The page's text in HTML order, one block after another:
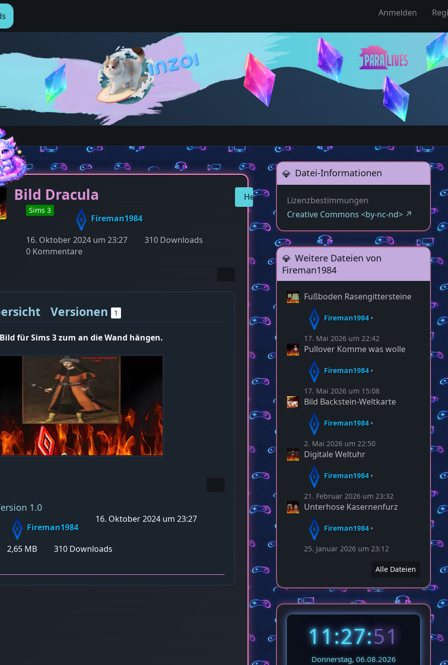
Anmelden
Bild Dracula
Sims 3
Fireman1984
16. Oktober 2024 um 23:27
310 Downloads
0 Kommentare
Herunterladen
Versionen 1
für Sims 3 zum an die Wand hängen.
1.0
Fireman1984
16. Oktober 2024 um 23:27
2,65 MB 310 Downloads
Datei-Informationen
Lizenzbestimmungen
Creative Commons <by-nc-nd>
Weitere Dateien von
Fireman1984
Fußboden Rasengittersteine
Fireman1984
17. Mai 2026 um 22:42
Pullover Komme was wolle
Fireman1984
17. Mai 2026 um 15:08
Bild Backstein-Weltkarte
Fireman1984
2. Mai 2026 um 22:50
Digitale Weltuhr
Fireman1984
21. Februar 2026 um 23:32
Unterhose Kasernenfurz
Fireman1984
25. Januar 2026 um 23:12
Alle Dateien
11:27:53
Donnerstag, 06.08.2026